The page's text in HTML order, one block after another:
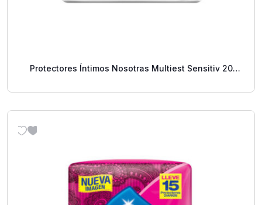
Protectores Íntimos Nosotras Multiest Sensitiv 20